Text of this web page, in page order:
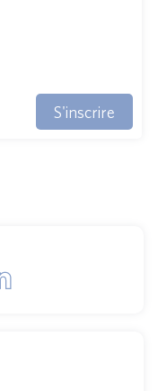
S'inscrire